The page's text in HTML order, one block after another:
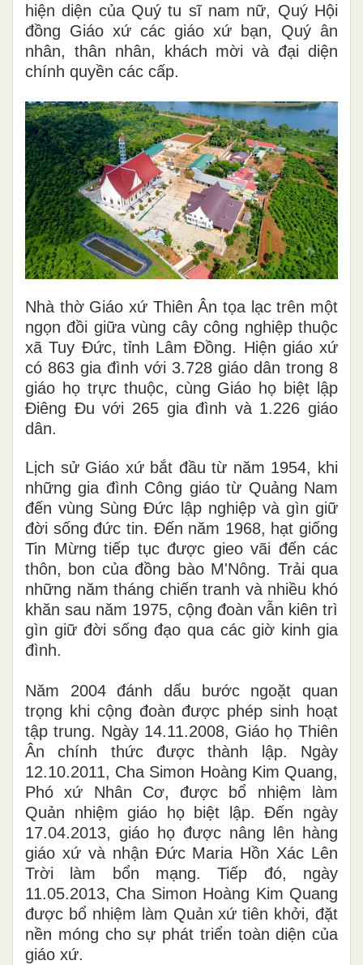
hiện diện của Quý tu sĩ nam nữ, Quý Hội
đồng Giáo xứ các giáo xứ bạn, Quý ân
nhân, thân nhân, khách mời và đại diện
chính quyền các cấp.
Nhà thờ Giáo xứ Thiên Ân tọa lạc trên một
ngọn đồi giữa vùng cây công nghiệp thuộc
xã Tuy Đức, tỉnh Lâm Đồng. Hiện giáo xứ
có 863 gia đình với 3.728 giáo dân trong 8
giáo họ trực thuộc, cùng Giáo họ biệt lập
Điêng Đu với 265 gia đình và 1.226 giáo
dân.
Lịch sử Giáo xứ bắt đầu từ năm 1954, khi
những gia đình Công giáo từ Quảng Nam
đến vùng Sùng Đức lập nghiệp và gìn giữ
đời sống đức tin. Đến năm 1968, hạt giống
Tin Mừng tiếp tục được gieo vãi đến các
thôn, bon của đồng bào M'Nông. Trải qua
những năm tháng chiến tranh và nhiều khó
khăn sau năm 1975, cộng đoàn vẫn kiên trì
gìn giữ đời sống đạo qua các giờ kinh gia
đình.
Năm 2004 đánh dấu bước ngoặt quan
trọng khi cộng đoàn được phép sinh hoạt
tập trung. Ngày 14.11.2008, Giáo họ Thiên
Ân chính thức được thành lập. Ngày
12.10.2011, Cha Simon Hoàng Kim Quang,
Phó xứ Nhân Cơ, được bổ nhiệm làm
Quản nhiệm giáo họ biệt lập. Đến ngày
17.04.2013, giáo họ được nâng lên hàng
giáo xứ và nhận Đức Maria Hồn Xác Lên
Trời làm bổn mạng. Tiếp đó, ngày
11.05.2013, Cha Simon Hoàng Kim Quang
được bổ nhiệm làm Quản xứ tiên khởi, đặt
nền móng cho sự phát triển toàn diện của
giáo xứ.